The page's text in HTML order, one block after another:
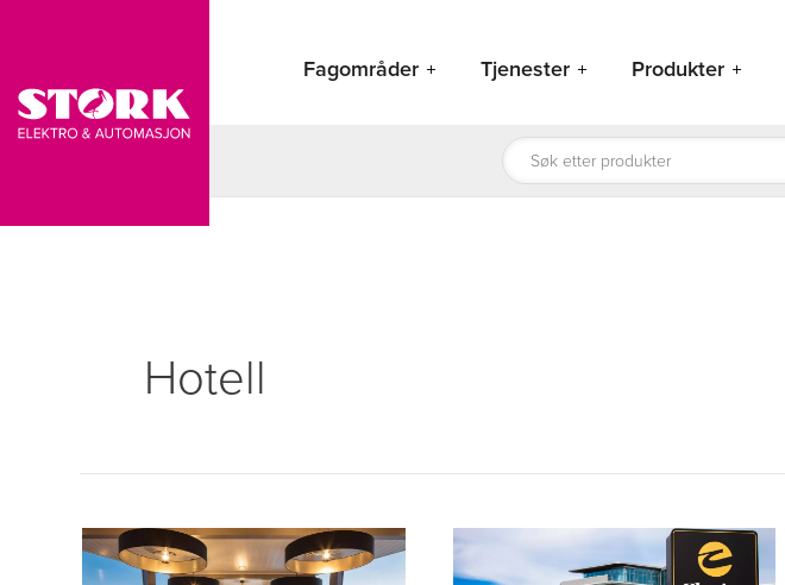
innholdet
Fagområder Tjenester Produkter
Products
search
Hotell